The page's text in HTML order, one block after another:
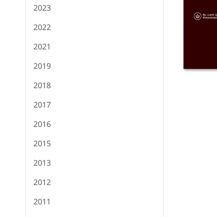
2023
2022
2021
2019
2018
2017
2016
2015
2013
2012
2011